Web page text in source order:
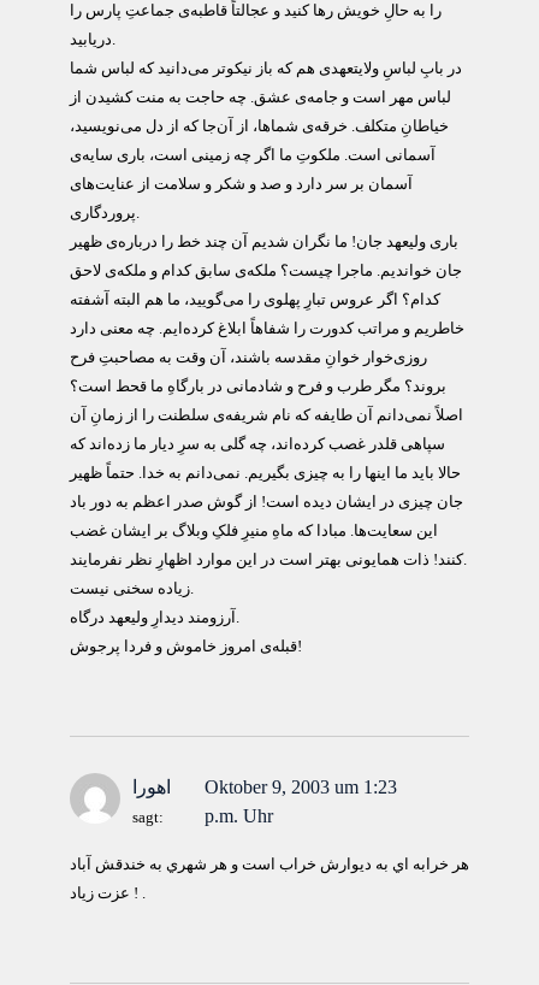
را به حالِ خويش رها کنيد و عجالتاً قاطبه‌ی جماعتِ پارس را
دريابيد.
در بابِ لباسِ ولايتعهدی هم که باز نيکوتر می‌دانيد که لباس شما
لباس مهر است و جامه‌ی عشق. چه حاجت به منت کشيدن از
خياطانِ متکلف. خرقه‌ی شماها، از آن‌جا که از دل می‌نويسيد،
آسمانی است. ملکوتِ ما اگر چه زمينی است، باری سايه‌ی
آسمان بر سر دارد و صد و شکر و سلامت از عنايت‌های
پروردگاری.
باری وليعهد جان! ما نگران شديم آن چند خط را درباره‌ی ظهير
جان خوانديم. ماجرا چيست؟ ملکه‌ی سابق کدام و ملکه‌ی لاحق
کدام؟ اگر عروس تبارِ پهلوی را می‌گوييد، ما هم البته آشفته
خاطريم و مراتب کدورت را شفاهاً ابلاغ کرده‌ايم. چه معنی دارد
روزی‌خوار خوانِ مقدسه باشند، آن وقت به مصاحبتِ فرح
بروند؟ مگر طرب و فرح و شادمانی در بارگاهِ ما قحط است؟
اصلاً نمی‌دانم آن طايفه که نام شريفه‌ی سلطنت را از زمانِ آن
سپاهی قلدر غصب کرده‌اند، چه گلی به سرِ ديار ما زده‌اند که
حالا بايد ما اينها را به چيزی بگيريم. نمی‌دانم به خدا. حتماً ظهير
جان چيزی در ايشان ديده است! از گوش صدر اعظم به دور باد
اين سعايت‌ها. مبادا که ماهِ منيرِ فلکِ وبلاگ بر ايشان غضب
کنند! ذات همايونی بهتر است در اين موارد اظهارِ نظر نفرمايند.
زياده سخنی نيست.
آرزومند ديدارِ وليعهد درگاه.
قبله‌ی امروز خاموش و فردا پرجوش!
اهورا
sagt:
Oktober 9, 2003 um 1:23
p.m. Uhr
هر خرابه اي به ديوارش خراب است و هر شهري به خندقش آباد